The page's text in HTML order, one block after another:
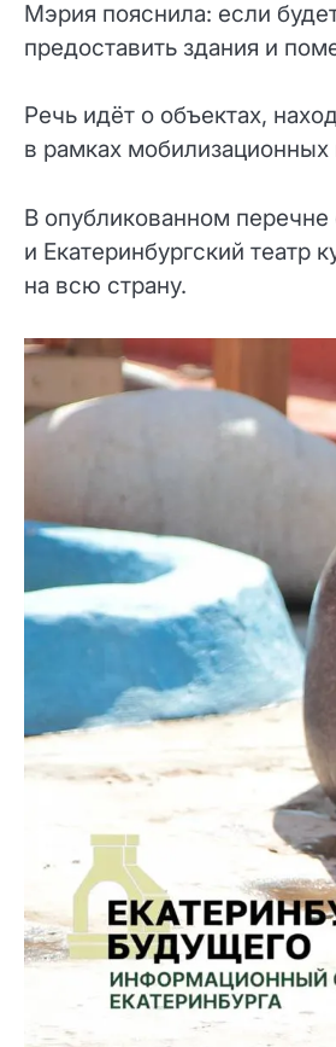
Мэрия пояснила: если
предоставить здания и
Речь идёт о объектах,
в рамках мобилизационных
В опубликованном
и Екатеринбургский театр
на всю страну.